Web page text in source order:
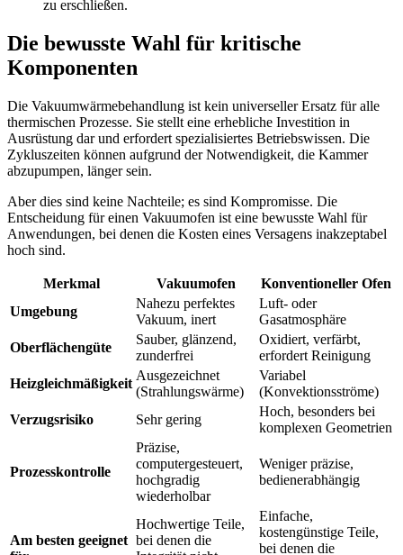
zu erschließen.
Die bewusste Wahl für kritische
Komponenten
Die Vakuumwärmebehandlung ist kein universeller Ersatz für alle
thermischen Prozesse. Sie stellt eine erhebliche Investition in
Ausrüstung dar und erfordert spezialisiertes Betriebswissen. Die
Zykluszeiten können aufgrund der Notwendigkeit, die Kammer
abzupumpen, länger sein.
Aber dies sind keine Nachteile; es sind Kompromisse. Die
Entscheidung für einen Vakuumofen ist eine bewusste Wahl für
Anwendungen, bei denen die Kosten eines Versagens inakzeptabel
hoch sind.
Merkmal Vakuumofen
Konventioneller Ofen
Umgebung
Nahezu perfektes
Vakuum, inert
Luft- oder
Gasatmosphäre
Oberflächengüte
Sauber, glänzend,
zunderfrei
Oxidiert, verfärbt,
erfordert Reinigung
Heizgleichmäßigkeit
Ausgezeichnet
(Strahlungswärme)
Variabel
(Konvektionsströme)
Verzugsrisiko
Sehr gering
Hoch, besonders bei
komplexen Geometrien
Prozesskontrolle
Präzise,
computergesteuert,
hochgradig
wiederholbar
Weniger präzise,
bedienerabhängig
Am besten geeignet
Hochwertige Teile,
bei denen die
Einfache,
kostengünstige Teile,
bei denen die